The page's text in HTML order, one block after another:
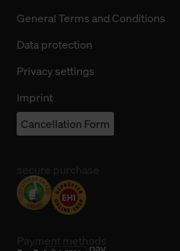
General Terms and Conditions
Data protection
Privacy settings
Imprint
Cancellation Form